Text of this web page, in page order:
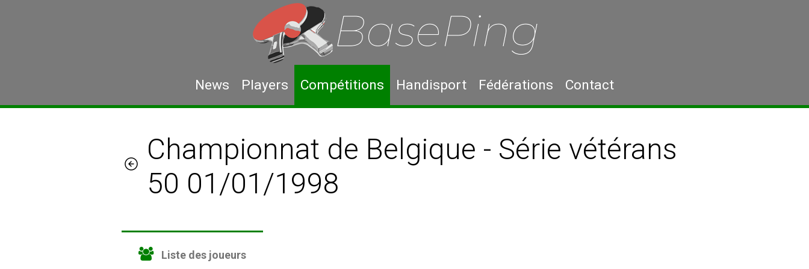
News Players Compétitions Handisport Fédérations Contact
Championnat de Belgique - Série vétérans
50 01/01/1998
Liste des joueurs